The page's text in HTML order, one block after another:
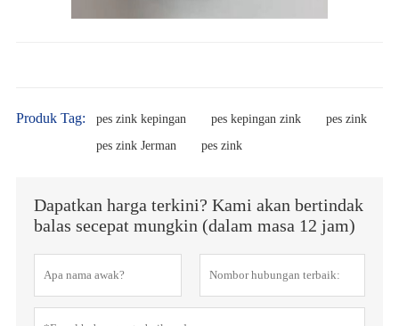
Produk Tag: pes zink kepingan pes kepingan zink
pes zink
pes zink Jerman
pes zink
Dapatkan harga terkini? Kami akan bertindak
balas secepat mungkin (dalam masa 12 jam)